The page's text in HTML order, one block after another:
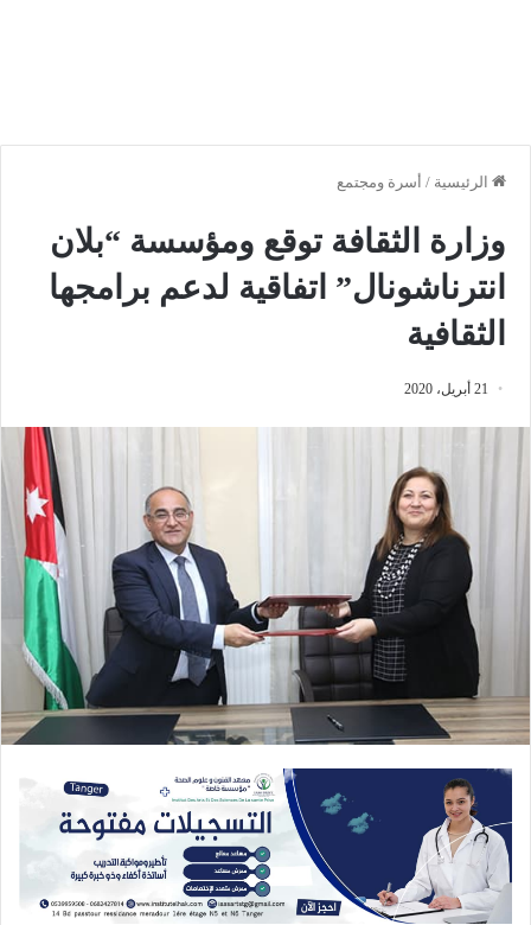
الرئيسية / أسرة ومجتمع
وزارة الثقافة توقع ومؤسسة “بلان
انترناشونال” اتفاقية لدعم برامجها
الثقافية
21 أبريل، 2020